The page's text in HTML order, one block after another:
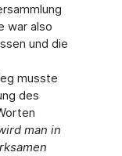
war also
und die
musste
des
man in